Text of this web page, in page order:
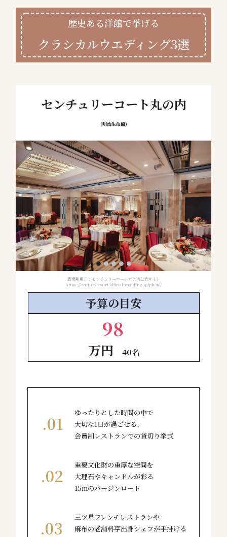
歴史ある洋館で挙げる
クラシカルウエディング3選
センチュリーコート丸の内
(明治生命館)
画像引用元：センチュリーコート丸の内公式サイト
https://century-court.official-wedding.jp/photo/
予算の目安
98
万円 40名
ゆったりとした時間の中で
大切な1日が過ごせる、
会員制レストランでの貸切り挙式
重要文化財の重厚な空間を
大理石やキャンドルが彩る
15mのバージンロード
三ツ星フレンチレストランや
麻布の老舗料亭出身シェフが手掛ける